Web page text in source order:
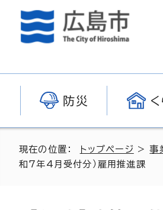
防災
現在の位置： トップページ >事
和7年4月受付分）雇用推進課